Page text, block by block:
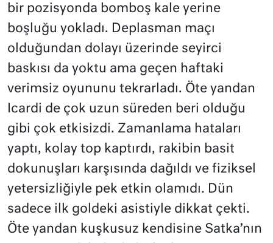
bir pozisyonda bomboş kale yerine
boşluğu yokladı. Deplasman maçı
olduğundan dolayı üzerinde seyirci
baskısı da yoktu ama geçen haftaki
verimsiz oyununu tekrarladı. Öte yandan
Icardi de çok uzun süreden beri olduğu
gibi çok etkisizdi. Zamanlama hataları
yaptı, kolay top kaptırdı, rakibin basit
dokunuşları karşısında dağıldı ve fiziksel
yetersizliğiyle pek etkin olamıdı. Dün
sadece ilk goldeki asistiyle dikkat çekti.
Öte yandan kuşkusuz kendisine Satka’nın